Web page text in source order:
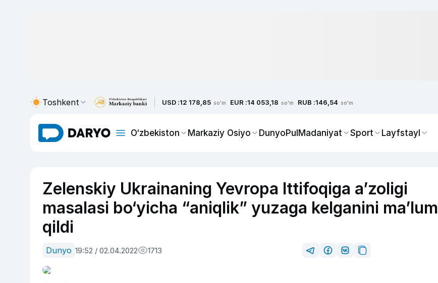
Toshkent USD :12 178,85 so'm EUR :14 053,18 so'm RUB :146,54 so'm
O‘zbekiston Markaziy Osiyo DunyoPulMadaniyat Sport Layfstayl
Zelenskiy Ukrainaning Yevropa Ittifoqiga a’zoligi
masalasi bo‘yicha “aniqlik” yuzaga kelganini ma’lum
qildi
Dunyo 19:52 / 02.04.2022 1713